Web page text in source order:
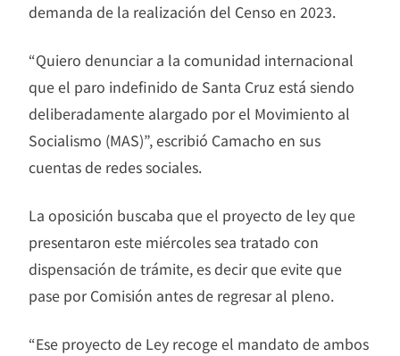
demanda de la realización del Censo en 2023.
“Quiero denunciar a la comunidad internacional
que el paro indefinido de Santa Cruz está siendo
deliberadamente alargado por el Movimiento al
Socialismo (MAS)”, escribió Camacho en sus
cuentas de redes sociales.
La oposición buscaba que el proyecto de ley que
presentaron este miércoles sea tratado con
dispensación de trámite, es decir que evite que
pase por Comisión antes de regresar al pleno.
“Ese proyecto de Ley recoge el mandato de ambos